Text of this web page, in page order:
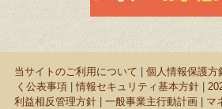
当サイトのご利用について 個人情報保護方
く公表事項
情報セキュリティ基本方針
利益相反管理方針
一般事業主行動計画
マ